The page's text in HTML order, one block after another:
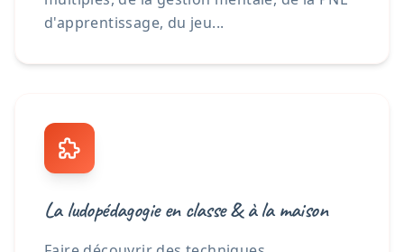
d'apprentissage, du jeu...
La ludopédagogie en classe & à la maison